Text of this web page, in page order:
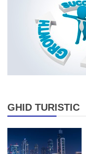
GHID TURISTIC